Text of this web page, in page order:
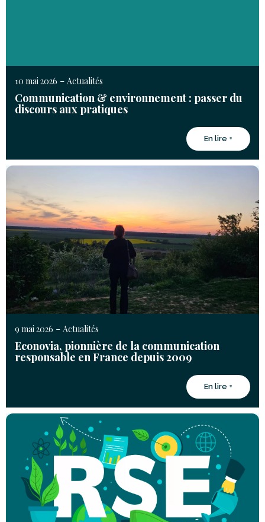
10 mai 2026 - Actualités
Communication & environnement : passer du
discours aux pratiques
En lire +
9 mai 2026 - Actualités
Econovia, pionnière de la communication
responsable en France depuis 2009
En lire +